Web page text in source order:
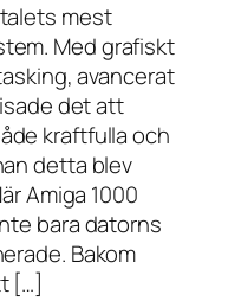
mest
Med grafiskt
avancerat
det att
kraftfulla och
detta blev
Amiga 1000
bara datorns
Bakom
[…]